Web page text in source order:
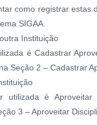
como registrar
SIGAA.
Instituição
é Cadastrar
Seção 2 – Cadastrar
é Aproveitar
3 – Aproveitar